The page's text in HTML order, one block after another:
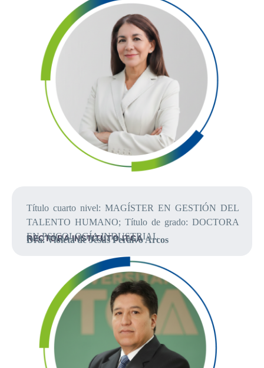
RECTORA INSTITUTO ITCA
Dra. Violeta de Jesús Peralvo Arcos
Título cuarto nivel: MAGÍSTER EN GESTIÓN DEL
TALENTO HUMANO; Título de grado: DOCTORA
EN PSICOLOGÍA INDUSTRIAL